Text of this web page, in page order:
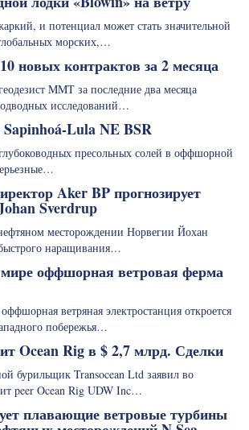
и потенциал может стать значительной
морских,…
новых контрактов за 2 месяца
MMT за последние два месяца
исследований…
Lula NE BSR
пресольных солей в оффшорной
Aker BP прогнозирует
Sverdrup
месторождении Норвегии Йохан
наращивания…
оффшорная ветровая ферма
ветряная электростанция откроется
побережья…
Ocean Rig в $ 2,7 млрд. Сделки
бурильщик Transocean Ltd заявил во
peer Ocean Rig UDW Inc…
плавающие ветровые турбины